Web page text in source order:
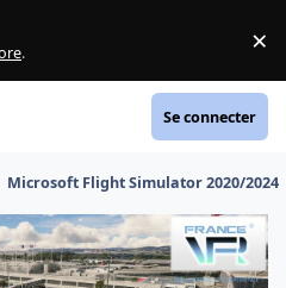
. ×
Se connecter
Microsoft Flight Simulator 2020/2024